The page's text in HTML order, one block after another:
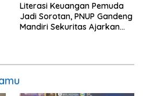
Literasi Keuangan Pemuda
Jadi Sorotan, PNUP Gandeng
Mandiri Sekuritas Ajarkan